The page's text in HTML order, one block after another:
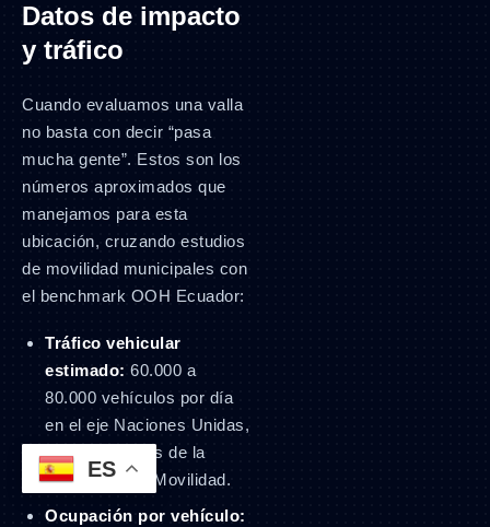
Datos de impacto
y tráfico
Cuando evaluamos una valla
no basta con decir “pasa
mucha gente”. Estos son los
números aproximados que
manejamos para esta
ubicación, cruzando estudios
de movilidad municipales con
el benchmark OOH Ecuador:
Tráfico vehicular
estimado: 60.000 a
80.000 vehículos por día
en el eje Naciones Unidas,
según registros de la
Secretaría de Movilidad.
Ocupación por vehículo:
ES